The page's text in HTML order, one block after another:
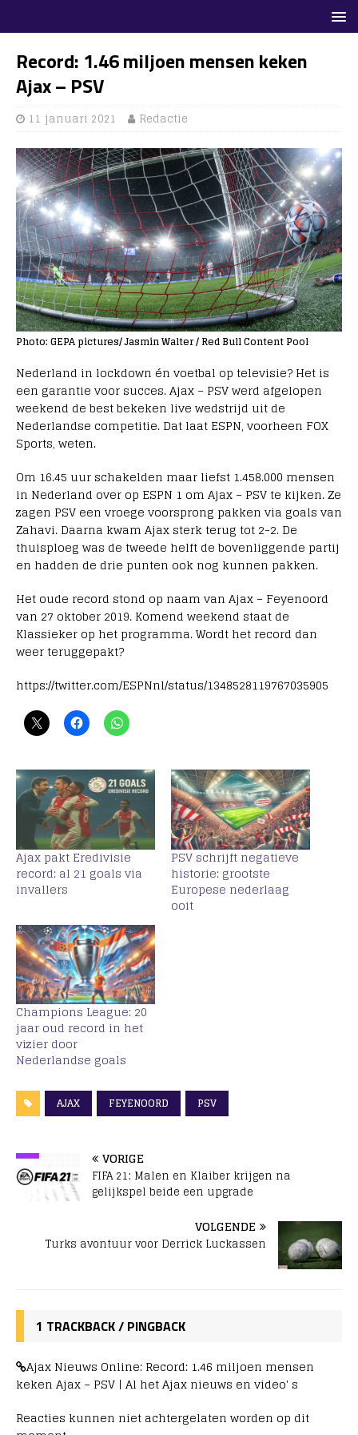
Record: 1.46 miljoen mensen keken
Ajax – PSV
11 januari 2021 Redactie
Photo: GEPA pictures/ Jasmin Walter / Red Bull Content Pool
Nederland in lockdown én voetbal op televisie? Het is
een garantie voor succes. Ajax – PSV werd afgelopen
weekend de best bekeken live wedstrijd uit de
Nederlandse competitie. Dat laat ESPN, voorheen FOX
Sports, weten.
Om 16.45 uur schakelden maar liefst 1.458.000 mensen
in Nederland over op ESPN 1 om Ajax – PSV te kijken. Ze
zagen PSV een vroege voorsprong pakken via goals van
Zahavi. Daarna kwam Ajax sterk terug tot 2-2. De
thuisploeg was de tweede helft de bovenliggende partij
en hadden de drie punten ook nog kunnen pakken.
Het oude record stond op naam van Ajax – Feyenoord
van 27 oktober 2019. Komend weekend staat de
Klassieker op het programma. Wordt het record dan
weer teruggepakt?
https://twitter.com/ESPNnl/status/1348528119767035905
Ajax pakt Eredivisie
record: al 21 goals via
invallers
PSV schrijft negatieve
historie: grootste
Europese nederlaag
ooit
Champions League: 20
jaar oud record in het
vizier door
Nederlandse goals
AJAX FEYENOORD PSV
VORIGE
FIFA 21: Malen en Klaiber krijgen na
gelijkspel beide een upgrade
VOLGENDE
Turks avontuur voor Derrick Luckassen
1 TRACKBACK / PINGBACK
Ajax Nieuws Online: Record: 1.46 miljoen mensen
keken Ajax – PSV | Al het Ajax nieuws en video' s
Reacties kunnen niet achtergelaten worden op dit